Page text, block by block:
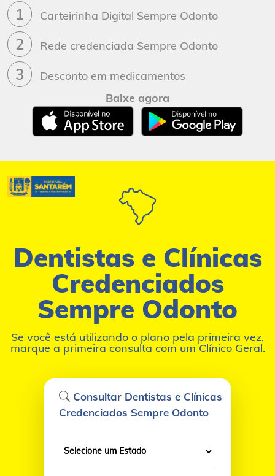
1 Carteirinha Digital Sempre Odonto
2 Rede credenciada Sempre Odonto
3
Desconto em medicamentos
Baixe agora
Dentistas e Clínicas
Credenciados
Sempre Odonto
Se você está utilizando o plano pela primeira vez,
marque a primeira consulta com um Clínico Geral.
Consultar Dentistas e Clínicas
Credenciados Sempre Odonto